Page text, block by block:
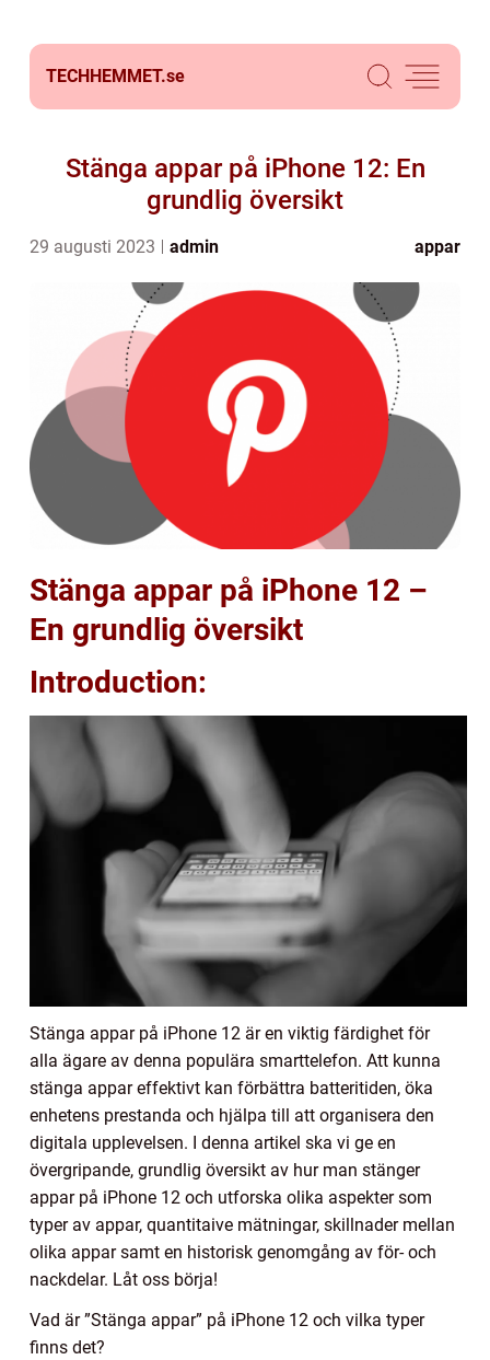
TECHHEMMET.se
Stänga appar på iPhone 12: En
grundlig översikt
29 augusti 2023 admin appar
Stänga appar på iPhone 12 –
En grundlig översikt
Introduction:
Stänga appar på iPhone 12 är en viktig färdighet för
alla ägare av denna populära smarttelefon. Att kunna
stänga appar effektivt kan förbättra batteritiden, öka
enhetens prestanda och hjälpa till att organisera den
digitala upplevelsen. I denna artikel ska vi ge en
övergripande, grundlig översikt av hur man stänger
appar på iPhone 12 och utforska olika aspekter som
typer av appar, quantitaive mätningar, skillnader mellan
olika appar samt en historisk genomgång av för- och
nackdelar. Låt oss börja!
Vad är ”Stänga appar” på iPhone 12 och vilka typer
finns det?